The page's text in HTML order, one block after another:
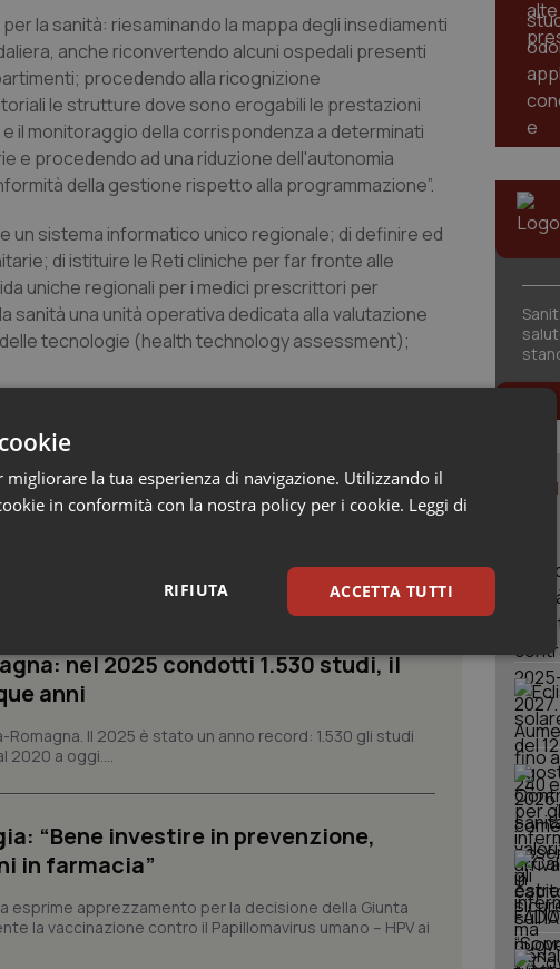
la sanità: riesaminando la mappa degli insediamenti
anche riconvertendo alcuni ospedali presenti
procedendo alla ricognizione
le strutture dove sono erogabili le prestazioni
il monitoraggio della corrispondenza a determinati
e procedendo ad una riduzione dell'autonomia
della gestione rispetto alla programmazione”.
un sistema informatico unico regionale; di definire ed
di istituire le Reti cliniche per far fronte alle
uniche regionali per i medici prescrittori per
una unità operativa dedicata alla valutazione
tecnologie (health technology assessment);
nel 2025 condotti 1.530 studi, il
anni
Il 2025 è stato un anno record: 1.530 gli studi
2020 a oggi....
“Bene investire in prevenzione,
in farmacia”
esprime apprezzamento per la decisione della Giunta
la vaccinazione contro il Papillomavirus umano – HPV ai
I
la tua esperienza di navigazione. Utilizzando il
in conformità con la nostra policy per i cookie. Leggi di
ACCETTA TUTTI
RIFIUTA
Statistici Marketing
il sito web abilitandone funzionalità di base quali la navigazione sulle pagine
non è in grado di funzionare correttamente senza questi cookie.
Dominio Scadenza
Descrizione
Questo cookie viene utilizzato per memorizzare le